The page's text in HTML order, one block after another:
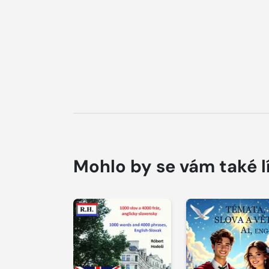
Mohlo by se vám také